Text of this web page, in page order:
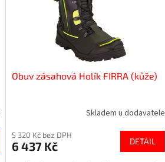
Obuv zásahová Holík FIRRA (kůže)
Skladem u dodavatele
5 320 Kč bez DPH
6 437 Kč DETAIL